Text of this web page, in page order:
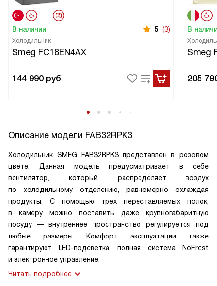
В наличии 5 (3)
Холодильник
Smeg FC18EN4AX
144 990 руб.
В
Smeg
205
Описание модели FAB32RPK3
Холодильник SMEG FAB32RPK3 представлен в розовом
цвете. Данная модель предусматривает в себе
вентилятор, который распределяет воздух
по холодильному отделению, равномерно охлаждая
продукты. С помощью трех переставляемых полок,
в камеру можно поставить даже крупногабаритную
посуду — внутреннее пространство регулируется под
любые размеры. Комфорт эксплуатации также
гарантируют LED-подсветка, полная система NoFrost
и электронное управление.
Читать подробнее